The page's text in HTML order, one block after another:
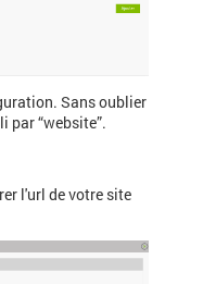
Sans oublier
par “website”.
l'url de votre site